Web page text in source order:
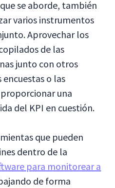
se aborde, también
varios instrumentos
Aprovechar los
de las
junto con otros
o las
una
del KPI en cuestión.
que pueden
dentro de la
para monitorear a
de forma